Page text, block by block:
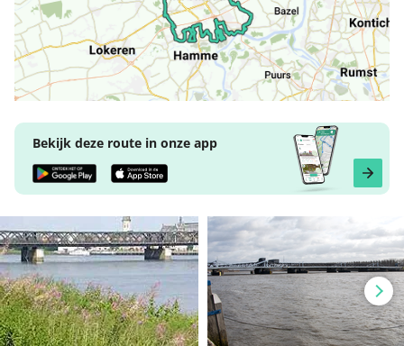
Bekijk deze route in onze app